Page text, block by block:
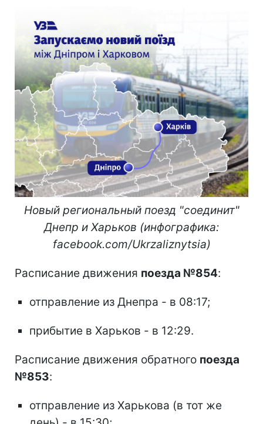
Новый региональный поезд "соединит"
Днепр и Харьков (инфографика:
facebook.com/Ukrzaliznytsia)
Расписание движения поезда №854:
отправление из Днепра - в 08:17;
прибытие в Харьков - в 12:29.
Расписание движения обратного поезда
№853:
отправление из Харькова (в тот же